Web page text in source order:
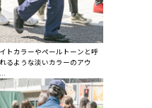
トカラーやペールトーンと呼
るような淡いカラーのアウ